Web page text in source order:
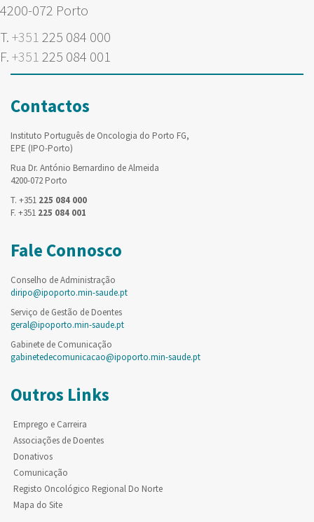
4200-072 Porto
T. +351 225 084 000
F. +351 225 084 001
Contactos
Instituto Português de Oncologia do Porto FG,
EPE (IPO-Porto)
Rua Dr. António Bernardino de Almeida
4200-072 Porto
T. +351 225 084 000
F. +351 225 084 001
Fale Connosco
Conselho de Administração
diripo@ipoporto.min-saude.pt
Serviço de Gestão de Doentes
geral@ipoporto.min-saude.pt
Gabinete de Comunicação
gabinetedecomunicacao@ipoporto.min-saude.pt
Outros Links
Emprego e Carreira
Associações de Doentes
Donativos
Comunicação
Registo Oncológico Regional Do Norte
Mapa do Site